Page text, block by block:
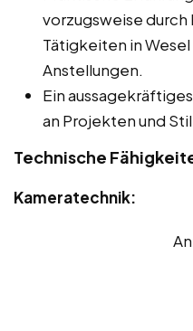
vorzugsweise
Tätigkeiten in
Anstellungen.
Ein
an Projekten und
Technische
Kameratechnik: